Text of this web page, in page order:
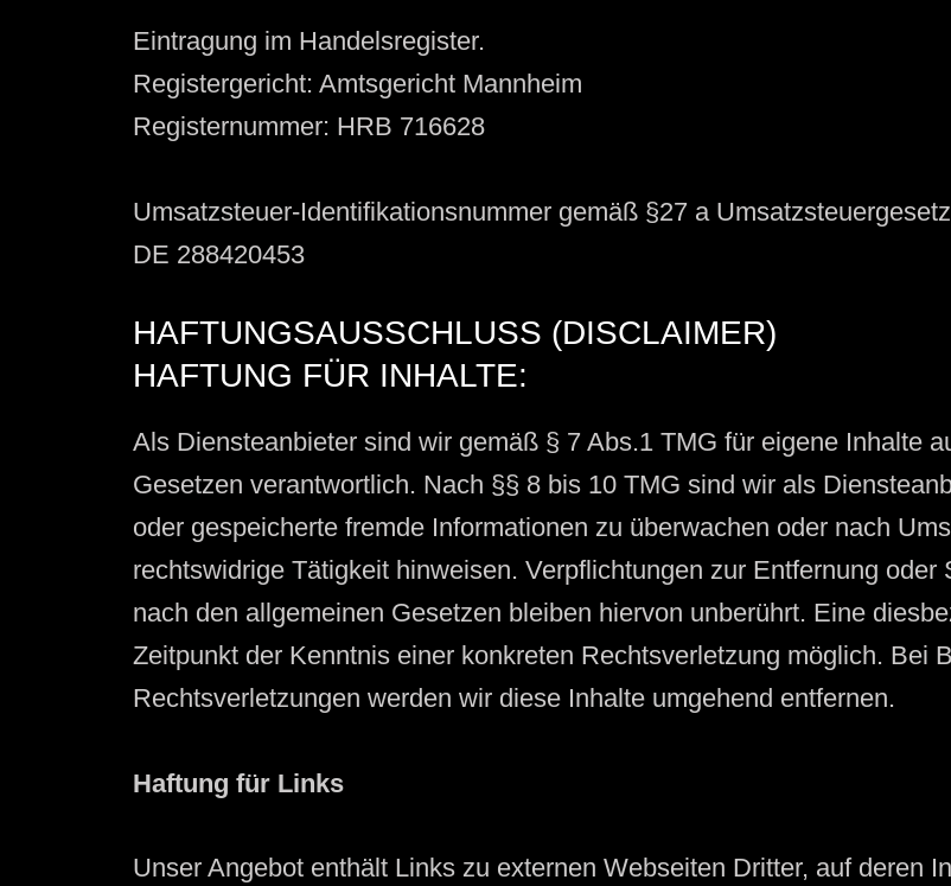
Eintragung im Handelsregister.
Registergericht: Amtsgericht Mannheim
Registernummer: HRB 716628
Umsatzsteuer-Identifikationsnummer gemäß §27 a
DE 288420453
HAFTUNGSAUSSCHLUSS (DISCLAIMER)
HAFTUNG FÜR INHALTE:
Als Diensteanbieter sind wir gemäß § 7 Abs.1 TMG für eigene Inhalte
Gesetzen verantwortlich. Nach §§ 8 bis 10 TMG sind wir als
oder gespeicherte fremde Informationen zu überwachen oder nach
rechtswidrige Tätigkeit hinweisen. Verpflichtungen zur Entfernung
nach den allgemeinen Gesetzen bleiben hiervon unberührt. Eine
Zeitpunkt der Kenntnis einer konkreten Rechtsverletzung möglich. Bei
Rechtsverletzungen werden wir diese Inhalte umgehend entfernen.
Haftung für Links
Unser Angebot enthält Links zu externen Webseiten Dritter, auf deren